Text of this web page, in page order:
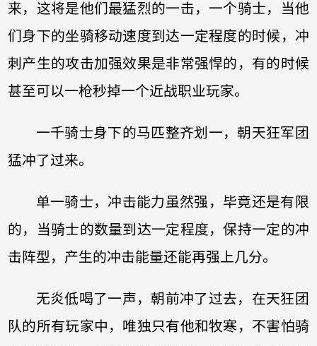
来，这将是他们最猛烈的一击，一个骑士，当他
们身下的坐骑移动速度到达一定程度的时候，冲
刺产生的攻击加强效果是非常强悍的，有的时候
甚至可以一枪秒掉一个近战职业玩家。
一千骑士身下的马匹整齐划一，朝天狂军团
猛冲了过来。
单一骑士，冲击能力虽然强，毕竟还是有限
的，当骑士的数量到达一定程度，保持一定的冲
击阵型，产生的冲击能量还能再强上几分。
无炎低喝了一声，朝前冲了过去，在天狂团
队的所有玩家中，唯独只有他和牧寒，不害怕骑